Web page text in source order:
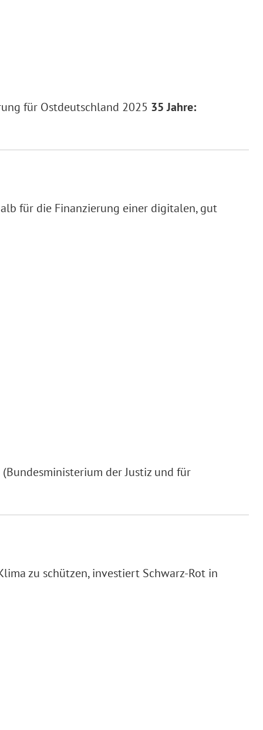
für Ostdeutschland 2025 35 Jahre:
für die Finanzierung einer digitalen, gut
der Justiz und für
zu schützen, investiert Schwarz-Rot in